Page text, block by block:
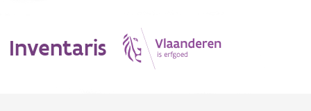
Inventaris